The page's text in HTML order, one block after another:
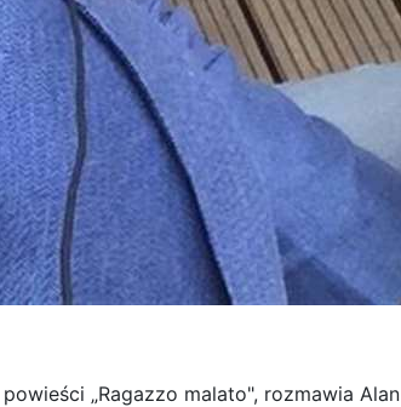
„Ragazzo malato", rozmawia Alan